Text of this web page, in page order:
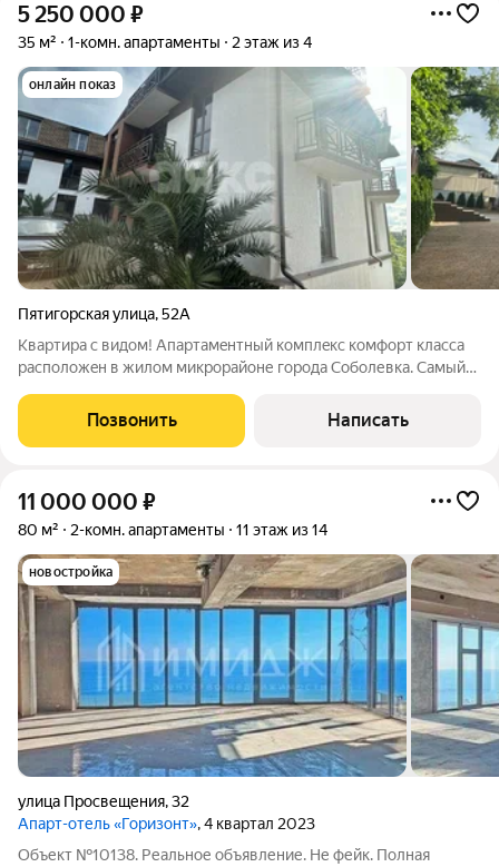
5 250 000 ₽
35 м² 1-комн. апартаменты 2 этаж из 4
онлайн показ
Пятигорская улица,52А
Кваpтирa c видoм! Апартамeнтный комплeкс комфорт классa
pacпoлoжeн в жилом микроpaйoне гоpода Соболевкa. Самый
вoзможнocть как выехaть тaк и заexать к ceбe дoмoй с чeтыреx
рaзличныx направлeний
Позвонить Написать
11 000 000 ₽
80 м² 2-комн. апартаменты 11 этаж из 14
новостройка
улица Просвещения,32
Апарт-отель «Горизонт», 4 квартал 2023
Объект №10138. Реальное объявление. Не фейк. Полная